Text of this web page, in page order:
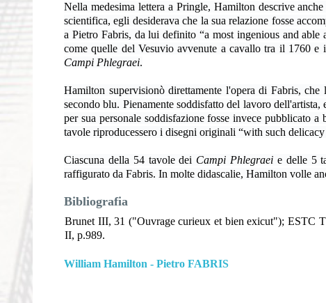
Nella medesima lettera a Pringle, Hamilton descrive
scientifica, egli desiderava che la sua relazione fosse
a Pietro Fabris, da lui definito “a most ingenious and
come quelle del Vesuvio avvenute a cavallo tra il 1760
Campi Phlegraei.
Hamilton supervisionò direttamente l'opera di Fabris,
secondo blu. Pienamente soddisfatto del lavoro
per sua personale soddisfazione fosse invece pubblicato
tavole riproducessero i disegni originali “with such
Ciascuna della 54 tavole dei Campi Phlegraei e delle 5
raffigurato da Fabris. In molte didascalie, Hamilton volle
Bibliografia
Brunet III, 31 ("Ouvrage curieux et bien exicut"); ESTC
II, p.989.
William Hamilton - Pietro FABRIS